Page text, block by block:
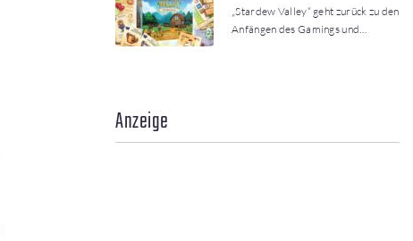
„Stardew Valley“ geht zurück zu den
Anfängen des Gamings und…
Anzeige